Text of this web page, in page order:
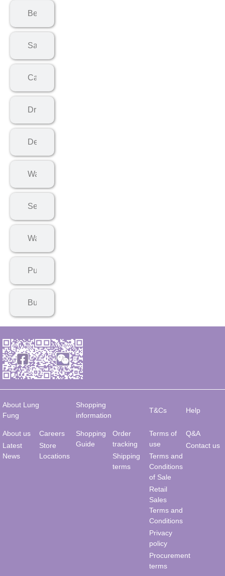
Beauty Consultant
Sales Assistant
Cashier
Driver
Delivery Assistant
Wareshouse Worker
Security Guard
Warehouse Clerk
Purchasing Clerk
Buying Assistant
About Lung
Fung
Shopping
information
T&Cs Help
About us
Latest
News
Careers
Store
Locations
Shopping
Guide
Order
tracking
Shipping
terms
Terms of
use
Terms and
Conditions
of Sale
Retail
Sales
Terms and
Conditions
Privacy
policy
Procurement
terms
Q&A
Contact us